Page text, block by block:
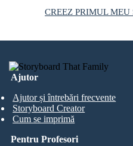
CREEZ PRIMUL
Ajutor
Ajutor și întrebări frecvente
Storyboard Creator
Cum se imprimă
Pentru Profesori